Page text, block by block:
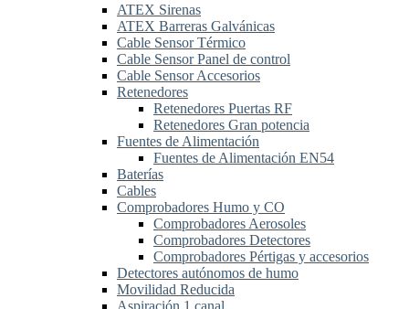
ATEX Sirenas
ATEX Barreras Galvánicas
Cable Sensor Térmico
Cable Sensor Panel de control
Cable Sensor Accesorios
Retenedores
Retenedores Puertas RF
Retenedores Gran potencia
Fuentes de Alimentación
Fuentes de Alimentación EN54
Baterías
Cables
Comprobadores Humo y CO
Comprobadores Aerosoles
Comprobadores Detectores
Comprobadores Pértigas y accesorios
Detectores autónomos de humo
Movilidad Reducida
Aspiración 1 canal